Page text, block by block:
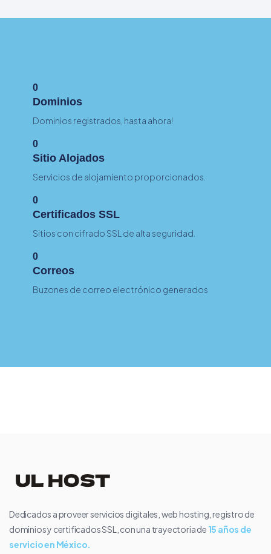
0
Dominios
Dominios registrados, hasta ahora!
0
Sitio Alojados
Servicios de alojamiento proporcionados.
0
Certificados SSL
Sitios con cifrado SSL de alta seguridad.
0
Correos
Buzones de correo electrónico generados
Dedicados a proveer servicios digitales, web hosting, registro de
dominios y certificados SSL, con una trayectoria de 15 años de
servicio en México.